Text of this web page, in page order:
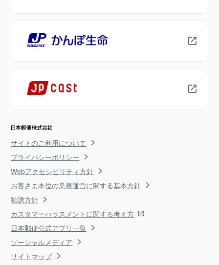
サイトのご利用について
プライバシーポリシー
Webアクセシビリティ方針
お客さま本位の業務運営に関する基本方針
勧誘方針
カスタマーハラスメントに関する考え方
日本郵便公式アプリ一覧
ソーシャルメディア
サイトマップ